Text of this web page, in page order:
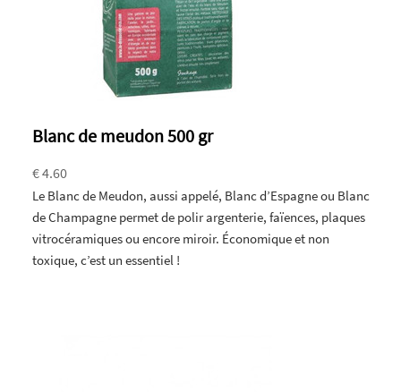
Blanc de meudon 500 gr
€ 4.60
Le Blanc de Meudon, aussi appelé, Blanc d’Espagne ou Blanc
de Champagne permet de polir argenterie, faïences, plaques
vitrocéramiques ou encore miroir. Économique et non
toxique, c’est un essentiel !